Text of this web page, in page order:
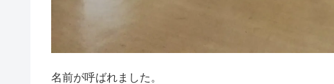
名前が呼ばれました。